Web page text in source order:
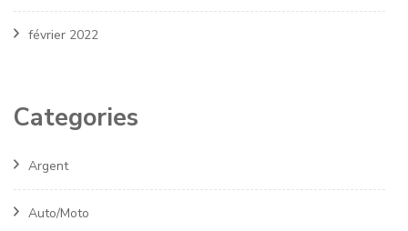
février 2022
Categories
Argent
Auto/Moto